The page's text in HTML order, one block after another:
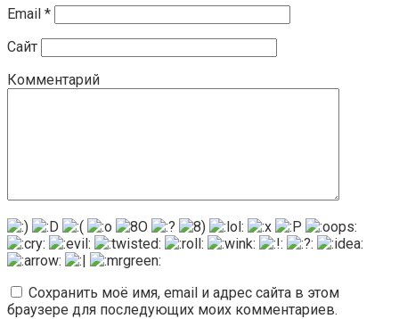
Email *
Сайт
Комментарий
Сохранить моё имя, email и адрес сайта в этом
браузере для последующих моих комментариев.